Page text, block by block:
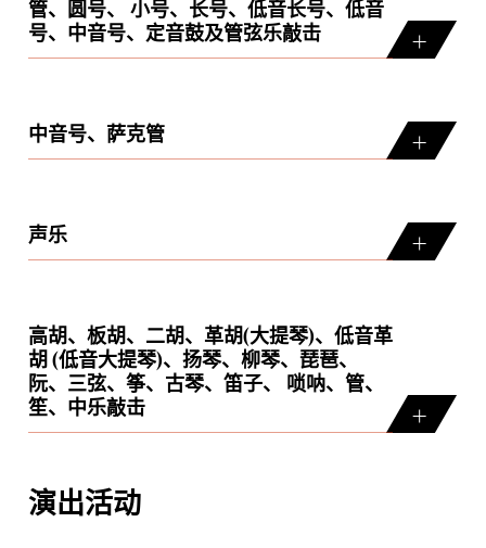
管、圆号、 小号、长号、低音长号、低音
号、中音号、定音鼓及管弦乐敲击
中音号、萨克管
声乐
高胡、板胡、二胡、革胡(大提琴)、低音革
胡 (低音大提琴)、扬琴、柳琴、琵琶、
阮、三弦、筝、古琴、笛子、 唢呐、管、
笙、中乐敲击
演出活动